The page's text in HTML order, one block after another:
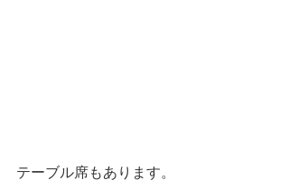
テーブル席もあります。